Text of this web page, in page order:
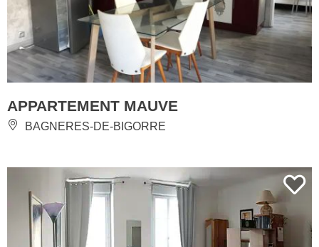
APPARTEMENT MAUVE
BAGNERES-DE-BIGORRE